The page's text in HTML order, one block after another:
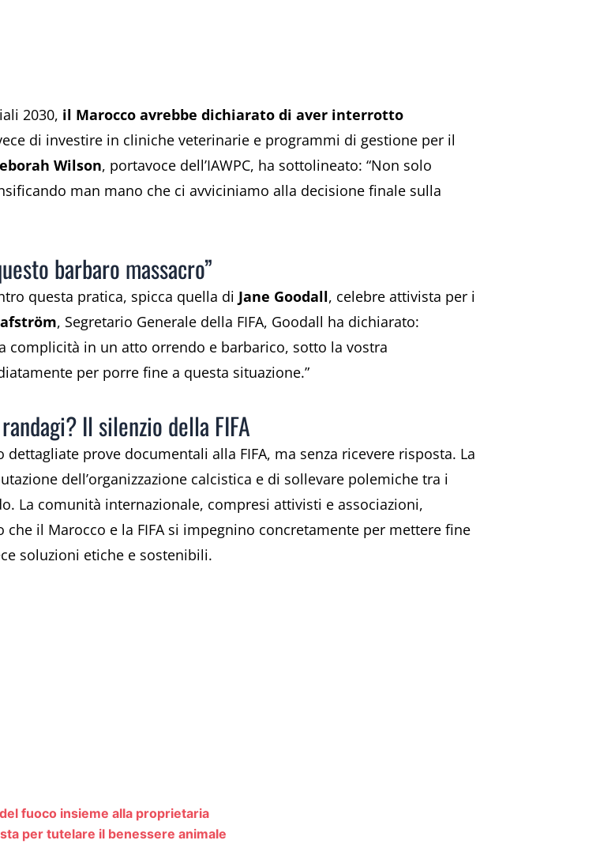
2030, il Marocco avrebbe dichiarato di aver interrotto
di investire in cliniche veterinarie e programmi di gestione per il
Wilson, portavoce dell’IAWPC, ha sottolineato: “Non solo
man mano che ci avviciniamo alla decisione finale sulla
barbaro massacro”
questa pratica, spicca quella di Jane Goodall, celebre attivista per i
, Segretario Generale della FIFA, Goodall ha dichiarato:
complicità in un atto orrendo e barbarico, sotto la vostra
per porre fine a questa situazione.”
Il silenzio della FIFA
dettagliate prove documentali alla FIFA, ma senza ricevere risposta. La
dell’organizzazione calcistica e di sollevare polemiche tra i
La comunità internazionale, compresi attivisti e associazioni,
il Marocco e la FIFA si impegnino concretamente per mettere fine
soluzioni etiche e sostenibili.
fuoco insieme alla proprietaria
per tutelare il benessere animale